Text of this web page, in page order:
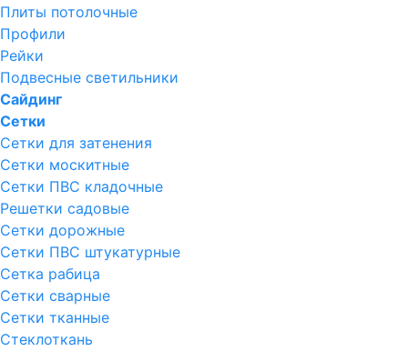
Плиты потолочные
Профили
Рейки
Подвесные светильники
Сайдинг
Сетки
Сетки для затенения
Сетки москитные
Сетки ПВС кладочные
Решетки садовые
Сетки дорожные
Сетки ПВС штукатурные
Сетка рабица
Сетки сварные
Сетки тканные
Стеклоткань